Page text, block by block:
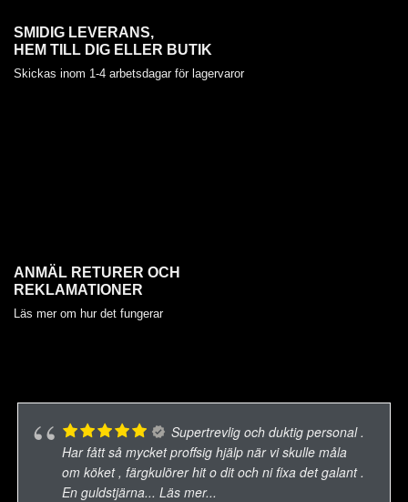
SMIDIG LEVERANS,
HEM TILL DIG ELLER BUTIK
Skickas inom 1-4 arbetsdagar för lagervaror
ANMÄL RETURER OCH
REKLAMATIONER
Läs mer om hur det fungerar
Supertrevlig och duktig personal .
Har fått så mycket proffsig hjälp när vi skulle måla
om köket , färgkulörer hit o dit och ni fixa det galant .
En guldstjärna... Läs mer...